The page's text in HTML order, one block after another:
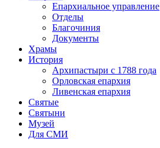
Епархиальное управление
Отделы
Благочиния
Документы
Храмы
История
Архипастыри с 1788 года
Орловская епархия
Ливенская епархия
Святые
Святыни
Музей
Для СМИ